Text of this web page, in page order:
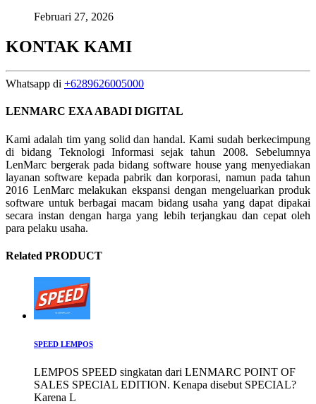
Februari 27, 2026
KONTAK KAMI
Whatsapp di +6289626005000
LENMARC EXA ABADI DIGITAL
Kami adalah tim yang solid dan handal. Kami sudah berkecimpung
di bidang Teknologi Informasi sejak tahun 2008. Sebelumnya
LenMarc bergerak pada bidang software house yang menyediakan
layanan software kepada pabrik dan korporasi, namun pada tahun
2016 LenMarc melakukan ekspansi dengan mengeluarkan produk
software untuk berbagai macam bidang usaha yang dapat dipakai
secara instan dengan harga yang lebih terjangkau dan cepat oleh
para pelaku usaha.
Related PRODUCT
SPEED LEMPOS
LEMPOS SPEED singkatan dari LENMARC POINT OF
SALES SPECIAL EDITION. Kenapa disebut SPECIAL?
Karena L